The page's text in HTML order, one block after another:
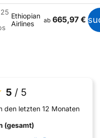
Ethiopian
Airlines
ab 665,97 €
5 / 5
den letzten 12 Monaten
(gesamt)